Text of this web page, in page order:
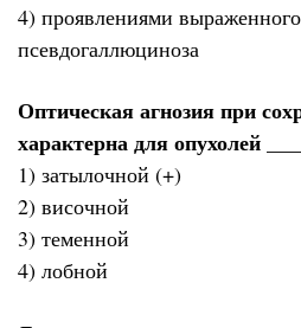
4) проявлениями
псевдогаллюциноза
Оптическая агнозия при
характерна для опухолей
1) затылочной (+)
2) височной
3) теменной
4) лобной